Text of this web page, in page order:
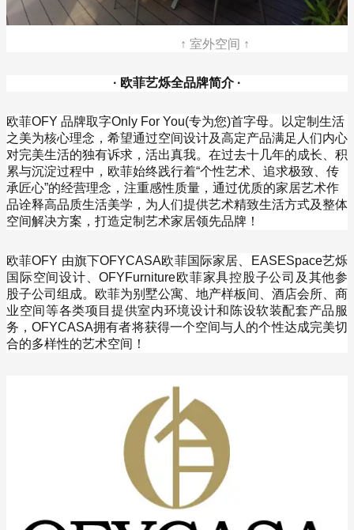
↑ 室外空间 ↑
· 欧菲艺烁全品牌简介 ·
欧菲OFY 品牌取字Only For You(专为您)首字母。以定制生活
之美为核心理念，希望通过空间设计及高定产品满足人们内心
对完美生活的独有诉求，活出真我。在过去十几年的成长、积
累与沉淀过程中，欧菲始终践行着“个性艺术、追求极致、传
承匠心”的经营理念，注重感性质量，通过优质的家居艺术作
品诠释高品质生活美学，为人们提供艺术精致生活方式及整体
空间解决方案，打造定制艺术家居领先品牌！
欧菲OFY 由旗下OFYCASA欧菲国际家居、EASESpace艺烁
国际空间设计、OFYFurniture欧菲家具控股子公司及其他参
股子公司组成。欧菲为别墅公寓、地产样板间、酒店会所、商
业空间等各类项目提供室内环境设计和陈设软装配套产品服
务，OFYCASA拥有者将获得一个空间与人的个性达成完美切
合的多样性的艺术空间！